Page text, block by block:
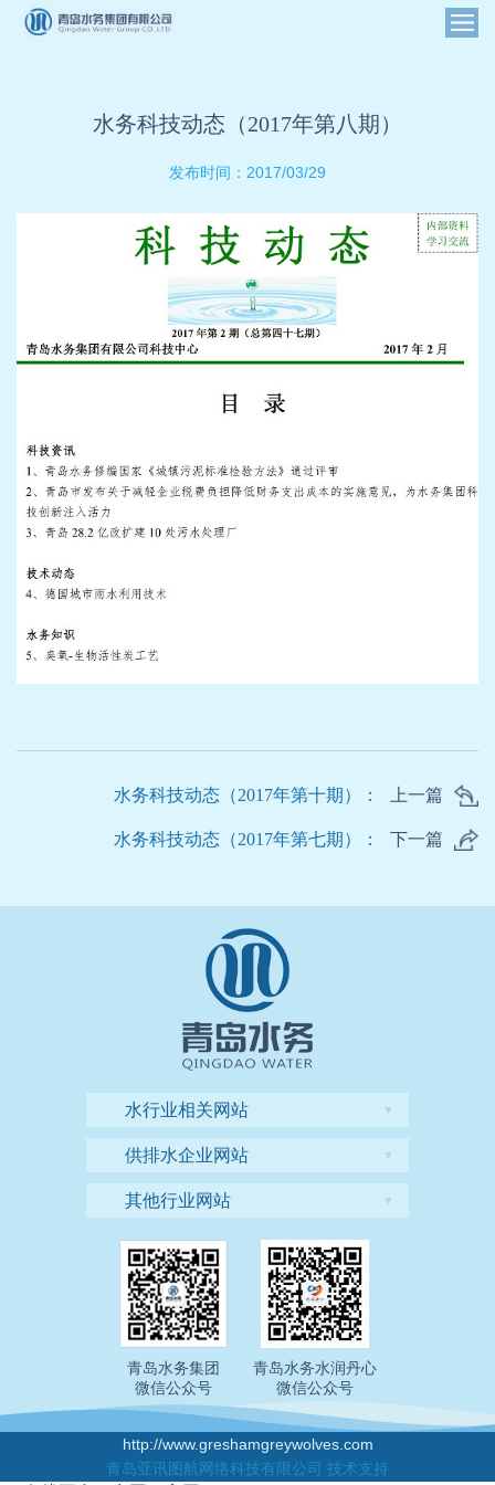
水务科技动态（2017年第八期）
发布时间： 2017/03/29
水务科技动态（2017年第十期）： 上一篇
水务科技动态（2017年第七期）： 下一篇
水行业相关网站 ▼
供排水企业网站 ▼
其他行业网站 ▼
青岛水务集团
微信公众号
青岛水务水润丹心
微信公众号
http://www.greshamgreywolves.com
青岛亚讯图航网络科技有限公司 技术支持